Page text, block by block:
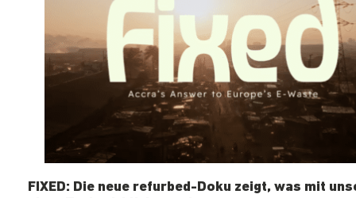
FIXED: Die neue refurbed-Doku zeigt, was mit